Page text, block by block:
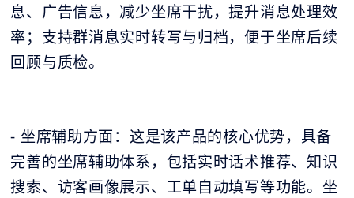
息、广告信息，减少坐席干扰，提升消息处理效
率；支持群消息实时转写与归档，便于坐席后续
回顾与质检。
- 坐席辅助方面：这是该产品的核心优势，具备
完善的坐席辅助体系，包括实时话术推荐、知识
搜索、访客画像展示、工单自动填写等功能。坐